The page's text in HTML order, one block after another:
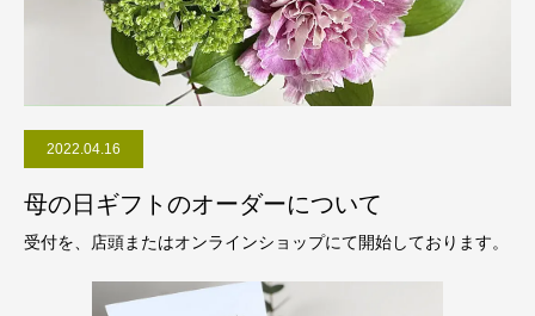
2022.04.16
母の日ギフトのオーダーについて
受付を、店頭またはオンラインショップにて開始しております。